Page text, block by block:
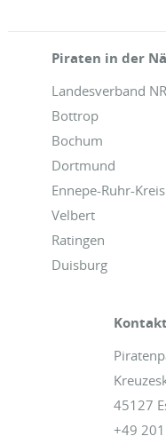
Piraten in der
Landesverband
Bottrop
Bochum
Dortmund
Ennepe-Ruhr-Kreis
Velbert
Ratingen
Duisburg
45127
+49 201